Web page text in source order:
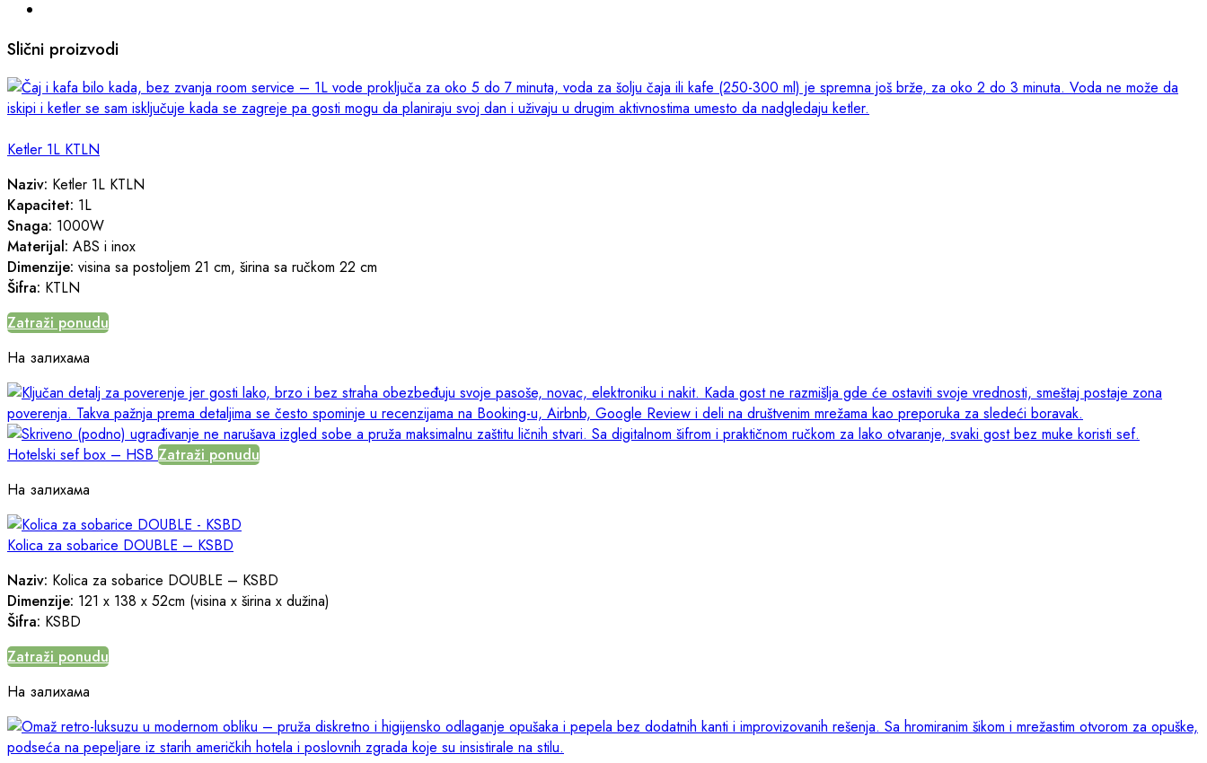
Slični proizvodi
Ketler 1L KTLN
Naziv: Ketler 1L KTLN
Kapacitet: 1L
Snaga: 1000W
Materijal: ABS i inox
Dimenzije: visina sa postoljem 21 cm, širina sa ručkom 22 cm
Šifra: KTLN
Zatraži ponudu
На залихама
Hotelski sef box – HSB Zatraži ponudu
На залихама
Kolica za sobarice DOUBLE – KSBD
Naziv: Kolica za sobarice DOUBLE – KSBD
Dimenzije: 121 x 138 x 52cm (visina x širina x dužina)
Šifra: KSBD
Zatraži ponudu
На залихама